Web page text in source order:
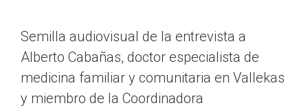
Semilla audiovisual de la entrevista a
Alberto Cabañas, doctor especialista de
medicina familiar y comunitaria en Vallekas
y miembro de la Coordinadora